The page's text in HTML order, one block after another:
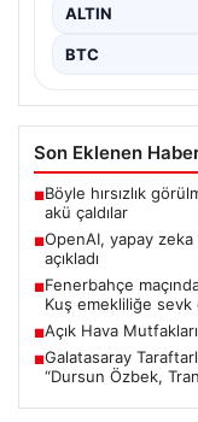
ALTIN
BTC
Son Eklenen
■Böyle hırsızlık
akü çaldılar
■OpenAI, yapay zeka
açıkladı
■Fenerbahçe
Kuş emekliliğe sevk
■Açık Hava
■Galatasaray
“Dursun Özbek,